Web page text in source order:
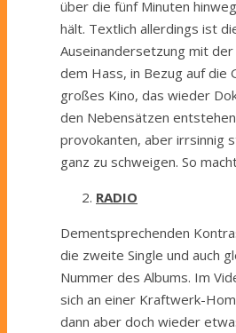
über die fünf Minuten
hält. Textlich allerdings ist
Auseinandersetzung mit
dem Hass, in Bezug auf die
großes Kino, das wieder
den Nebensätzen
provokanten, aber irrsinnig
ganz zu schweigen. So
RADIO
Dementsprechenden
die zweite Single und auch
Nummer des Albums. Im
sich an einer Kraftwerk-
dann aber doch wieder